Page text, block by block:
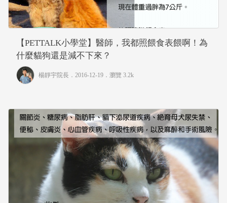
【PETTALK小學堂】醫師，我都照餵食表餵啊！為
什麼貓狗還是減不下來？
楊靜宇院長 ．2016-12-19． 瀏覽 3.2k